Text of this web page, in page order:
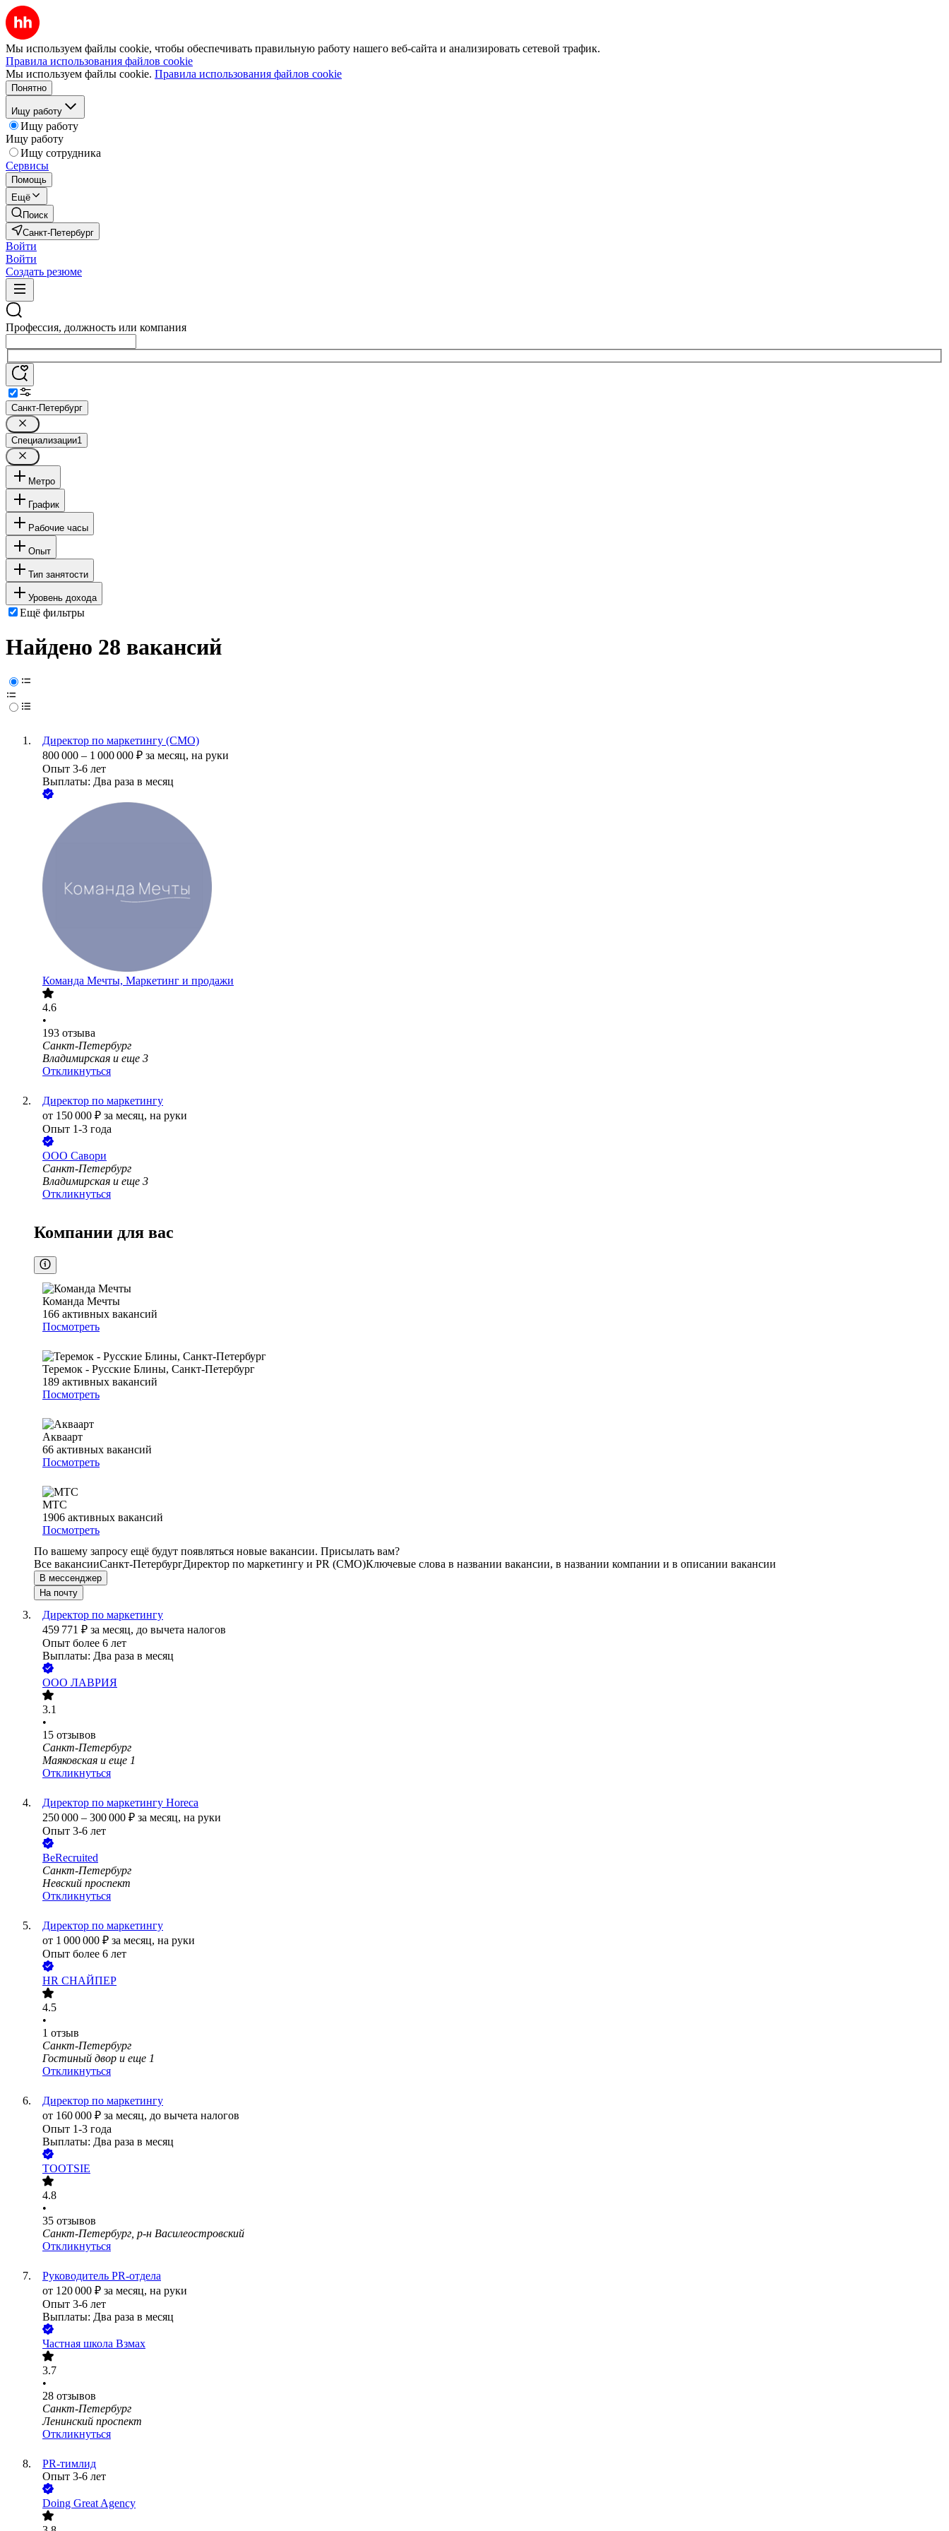
Мы используем файлы cookie, чтобы обеспечивать правильную работу нашего веб-сайта и анализировать сетевой трафик.
Правила использования файлов cookie
Мы используем файлы cookie. Правила использования файлов cookie
Понятно
Ищу работу
Ищу работу
Ищу работу
Ищу сотрудника
Сервисы
Помощь
Ещё
Поиск
Санкт-Петербург
Войти
Войти
Создать резюме
Профессия, должность или компания
Санкт-Петербург
Специализации1
Метро
График
Рабочие часы
Опыт
Тип занятости
Уровень дохода
Ещё фильтры
Найдено 28 вакансий
Директор по маркетингу (CMO)
800 000 – 1 000 000 ₽ за месяц, на руки
Опыт 3-6 лет
Выплаты: Два раза в месяц
Команда Мечты, Маркетинг и продажи
4.6
•
193 отзыва
Санкт-Петербург
Владимирская и еще 3
Откликнуться
Директор по маркетингу
от 150 000 ₽ за месяц, на руки
Опыт 1-3 года
ООО Савори
Санкт-Петербург
Владимирская и еще 3
Откликнуться
Компании для вас
Команда Мечты
166 активных вакансий
Посмотреть
Теремок - Русские Блины, Санкт-Петербург
189 активных вакансий
Посмотреть
Акваарт
66 активных вакансий
Посмотреть
МТС
1906 активных вакансий
Посмотреть
По вашему запросу ещё будут появляться новые вакансии. Присылать вам?
Все вакансииСанкт-ПетербургДиректор по маркетингу и PR (CMO)Ключевые слова в названии вакансии, в названии компании и в описании вакансии
В мессенджер
На почту
Директор по маркетингу
459 771 ₽ за месяц, до вычета налогов
Опыт более 6 лет
Выплаты: Два раза в месяц
ООО ЛАВРИЯ
3.1
•
15 отзывов
Санкт-Петербург
Маяковская и еще 1
Откликнуться
Директор по маркетингу Horeca
250 000 – 300 000 ₽ за месяц, на руки
Опыт 3-6 лет
BeRecruited
Санкт-Петербург
Невский проспект
Откликнуться
Директор по маркетингу
от 1 000 000 ₽ за месяц, на руки
Опыт более 6 лет
HR СНАЙПЕР
4.5
•
1 отзыв
Санкт-Петербург
Гостиный двор и еще 1
Откликнуться
Директор по маркетингу
от 160 000 ₽ за месяц, до вычета налогов
Опыт 1-3 года
Выплаты: Два раза в месяц
TOOTSIE
4.8
•
35 отзывов
Санкт-Петербург, р-н Василеостровский
Откликнуться
Руководитель PR-отдела
от 120 000 ₽ за месяц, на руки
Опыт 3-6 лет
Выплаты: Два раза в месяц
Частная школа Взмах
3.7
•
28 отзывов
Санкт-Петербург
Ленинский проспект
Откликнуться
PR-тимлид
Опыт 3-6 лет
Doing Great Agency